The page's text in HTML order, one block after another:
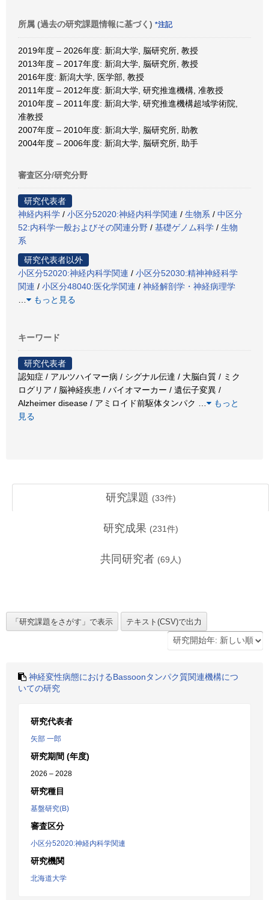
所属 (過去の研究課題情報に基づく) *注記
2019年度 – 2026年度: 新潟大学, 脳研究所, 教授
2013年度 – 2017年度: 新潟大学, 脳研究所, 教授
2016年度: 新潟大学, 医学部, 教授
2011年度 – 2012年度: 新潟大学, 研究推進機構, 准教授
2010年度 – 2011年度: 新潟大学, 研究推進機構超域学術院,
准教授
2007年度 – 2010年度: 新潟大学, 脳研究所, 助教
2004年度 – 2006年度: 新潟大学, 脳研究所, 助手
審査区分/研究分野
研究代表者
神経内科学 / 小区分52020:神経内科学関連 / 生物系 / 中区分
52:内科学一般およびその関連分野 / 基礎ゲノム科学 / 生物
系
研究代表者以外
小区分52020:神経内科学関連 / 小区分52030:精神神経科学
関連 / 小区分48040:医化学関連 / 神経解剖学・神経病理学
もっと見る
キーワード
研究代表者
認知症 / アルツハイマー病 / シグナル伝達 / 大脳白質 / ミク
ログリア / 脳神経疾患 / バイオマーカー / 遺伝子変異 /
Alzheimer disease / アミロイド前駆体タンパク
もっと
見る
研究課題 (33件)
研究成果 (231件)
共同研究者 (69 人)
神経変性病態におけるBassoonタンパク質関連機構につ
いての研究
研究代表者
矢部 一郎
研究期間 (年度)
2026 – 2028
研究種目
基盤研究(B)
審査区分
小区分52020:神経内科学関連
研究機関
北海道大学